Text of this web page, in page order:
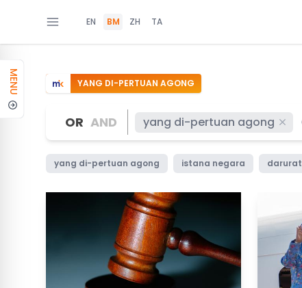
EN BM ZH TA
MENU YANG DI-PERTUAN AGONG
OR AND yang di-pertuan agong
yang di-pertuan agong istana negara darurat